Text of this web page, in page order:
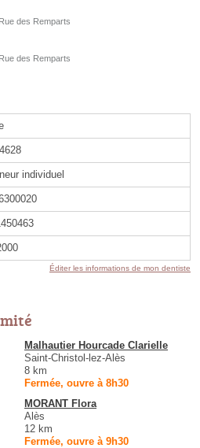
des Remparts
des Remparts
individuel
Éditer les informations de mon dentiste
Malhautier Hourcade Clarielle
Saint-Christol-lez-Alès
8 km
Fermée, ouvre à 8h30
MORANT Flora
Alès
12 km
Fermée, ouvre à 9h30